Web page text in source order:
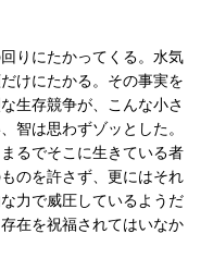
りにたかってくる。水気
けにたかる。その事実を
生存競争が、こんな小さ
智は思わずゾッとした。
るでそこに生きている者
のを許さず、更にはそれ
力で威圧しているようだ
在を祝福されてはいなか